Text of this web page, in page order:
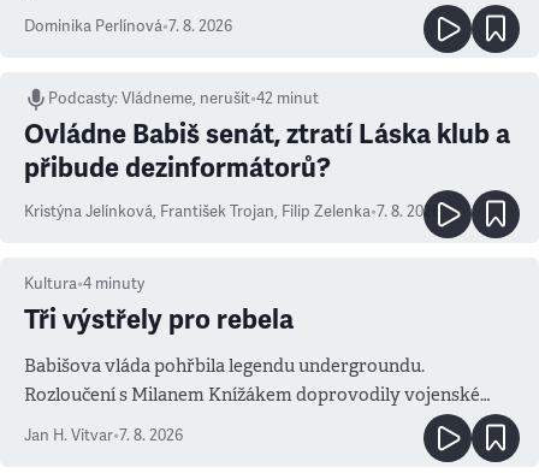
Dominika Perlínová•7. 8. 2026
Podcasty:Vládneme, nerušit•42 minut
Ovládne Babiš senát, ztratí Láska klub a
přibude dezinformátorů?
Kristýna Jelínková, František Trojan, Filip Zelenka•7. 8. 2026
Kultura•4 minuty
Tři výstřely pro rebela
Babišova vláda pohřbila legendu undergroundu.
Rozloučení s Milanem Knížákem doprovodily vojenské
Jan H. Vitvar•7. 8. 2026